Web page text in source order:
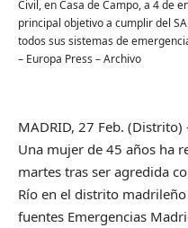
Civil, en Casa de Campo, a 4 de
principal objetivo a cumplir del
todos sus sistemas de
– Europa Press – Archivo
MADRID, 27 Feb. (Distrito)
Una mujer de 45 años ha
martes tras ser agredida
Río en el distrito
fuentes Emergencias